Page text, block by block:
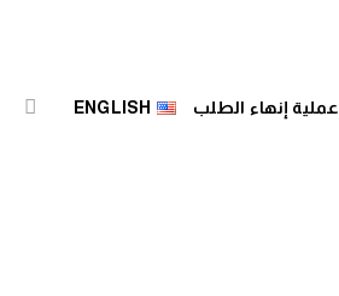
عملية إنهاء الطلب ENGLISH